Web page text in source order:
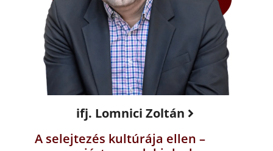
ifj. Lomnici Zoltán
A selejtezés kultúrája ellen –